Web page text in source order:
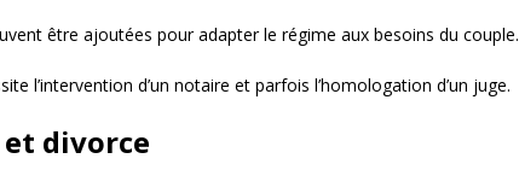
être ajoutées pour adapter le régime aux besoins du couple.
l’intervention d’un notaire et parfois l’homologation d’un juge.
divorce